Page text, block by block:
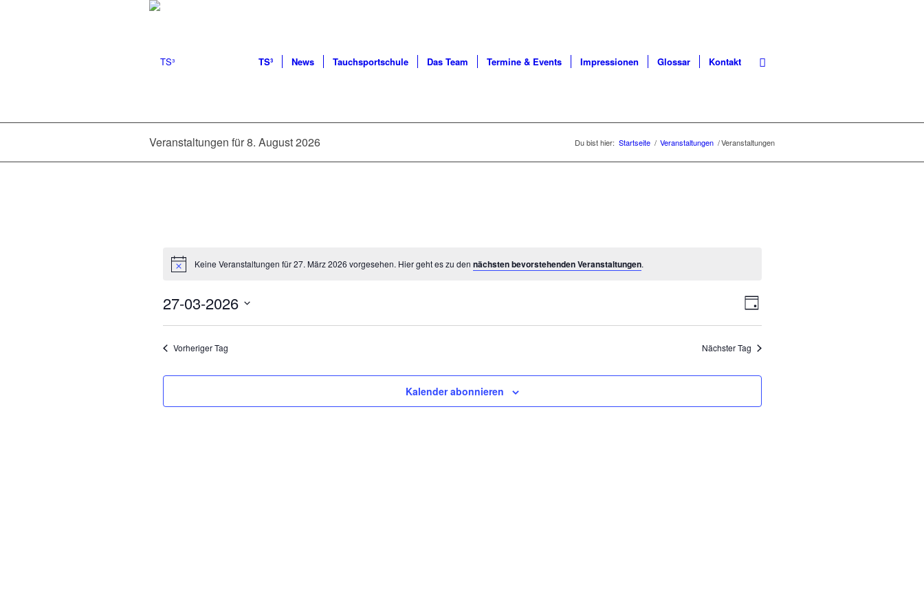
TS³ News Tauchsportschule Das Team Termine & Events Impressionen Glossar Kontakt
Veranstaltungen für 8. August 2026 Du bist hier: Startseite / Veranstaltungen /Veranstaltungen
Keine Veranstaltungen für 27. März 2026 vorgesehen. Hier geht es zu den nächsten bevorstehenden Veranstaltungen.
Ansichten-
Navigation
Veranstaltung
Ansichten-
Navigation
Tag
27-03-2026
Vorheriger Tag
Nächster Tag
Kalender abonnieren